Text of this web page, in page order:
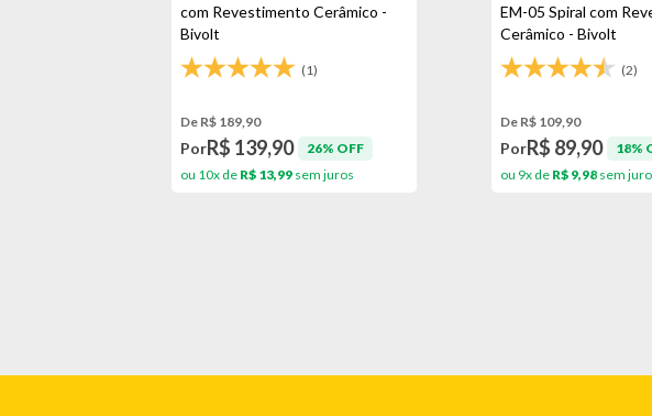
com Revestimento Cerâmico -
Bivolt
(1)
De R$ 189,90
PorR$ 139,90
26% OFF
ou 10x de R$ 13,99 sem juros
EM-05 Spiral com
Cerâmico - Bivolt
(2)
De R$ 109,90
PorR$ 89,90
18%
ou 9x de R$ 9,98sem